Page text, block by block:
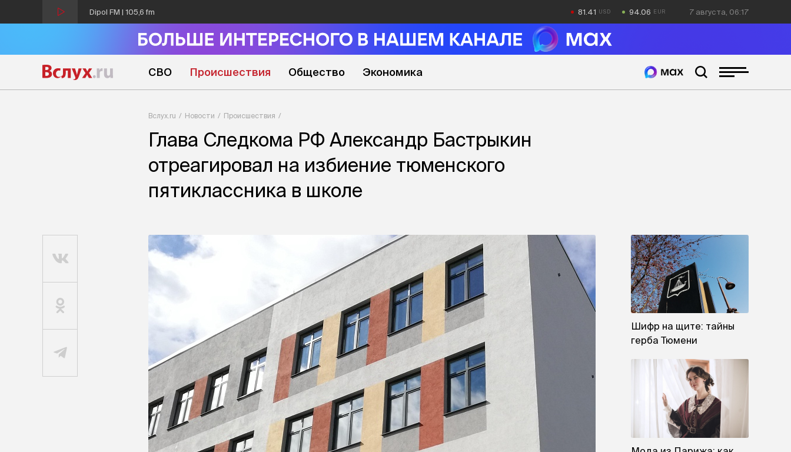
Dipol FM | 105,6 fm 81.41 94.06 7 августа, 06:17
СВО Происшествия Общество Экономика
Вслух.ru Новости Происшествия
Глава Следкома РФ Александр Бастрыкин
отреагировал на избиение тюменского
пятиклассника в школе
Шифр на щите: тайны
герба Тюмени